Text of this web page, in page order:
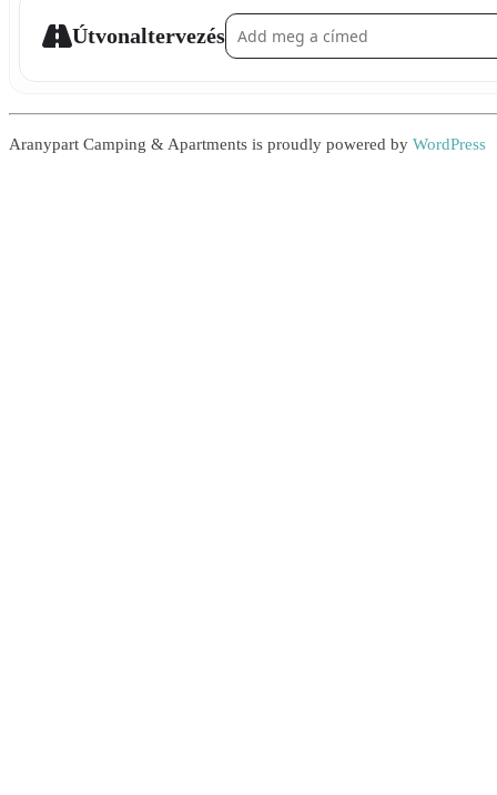
ÚtvonaltervezésAddress - Making Football Flags []
Aranypart Camping & Apartments is proudly powered by WordPress